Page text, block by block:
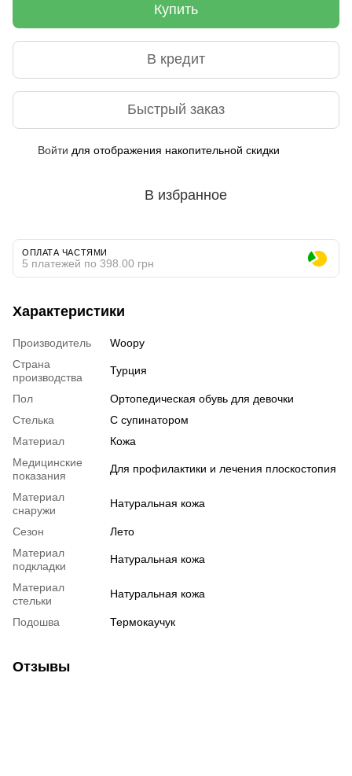
Купить
В кредит
Быстрый заказ
Войти для отображения накопительной скидки
В избранное
ОПЛАТА ЧАСТЯМИ
5 платежей по 398.00 грн
Характеристики
Производитель
Woopy
Страна
производства
Турция
Пол
Ортопедическая обувь для девочки
Стелька
С супинатором
Материал
Кожа
Медицинские
показания
Для профилактики и лечения плоскостопия
Материал
снаружи
Натуральная кожа
Сезон
Лето
Материал
подкладки
Натуральная кожа
Материал
стельки
Натуральная кожа
Подошва Термокаучук
Отзывы